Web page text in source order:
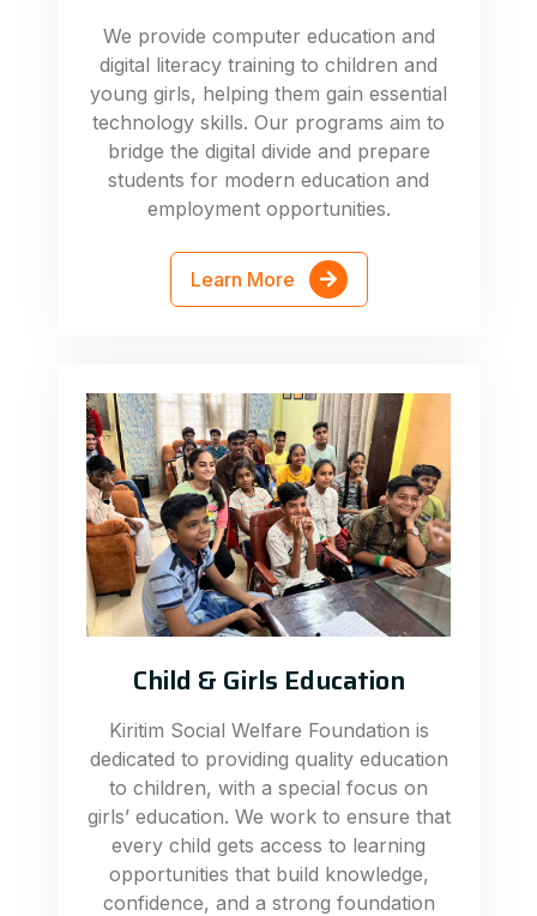
We provide computer education and
digital literacy training to children and
young girls, helping them gain essential
technology skills. Our programs aim to
bridge the digital divide and prepare
students for modern education and
employment opportunities.
Learn More
Child & Girls Education
Kiritim Social Welfare Foundation is
dedicated to providing quality education
to children, with a special focus on
girls’ education. We work to ensure that
every child gets access to learning
opportunities that build knowledge,
confidence, and a strong foundation